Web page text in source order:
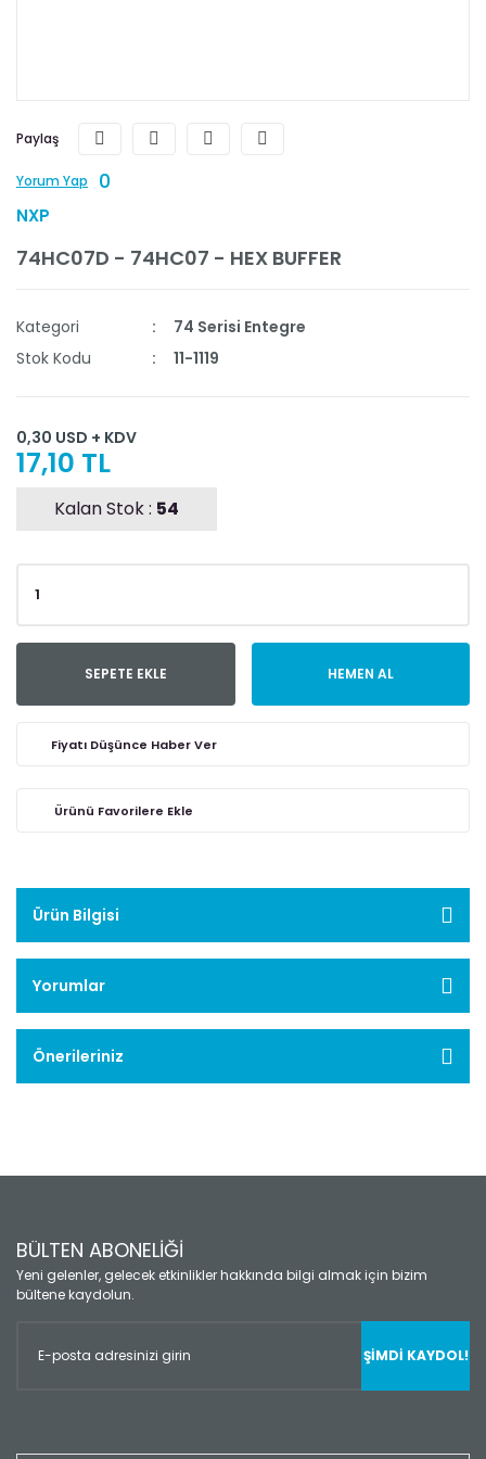
Paylaş
Yorum Yap 0
NXP
74HC07D - 74HC07 - HEX BUFFER
Kategori
74 Serisi Entegre
Stok Kodu
11-1119
0,30 USD + KDV
17,10 TL
Kalan Stok : 54
SEPETE EKLE HEMEN AL
Fiyatı Düşünce Haber Ver
Ürün Bilgisi
Yorumlar
Önerileriniz
BÜLTEN ABONELİĞİ
Yeni gelenler, gelecek etkinlikler hakkında bilgi almak için bizim
bültene kaydolun.
ŞİMDİ KAYDOL!